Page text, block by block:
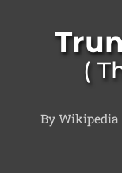
Posted
ByWikipedia